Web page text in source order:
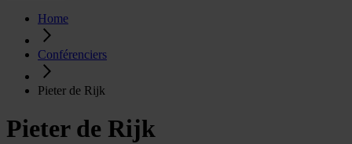
Home
Conférenciers
Pieter de Rijk
Pieter de Rijk